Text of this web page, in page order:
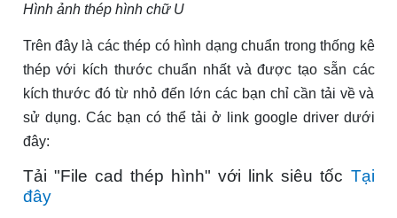
Hình ảnh thép hình chữ U
Trên đây là các thép có hình dạng chuẩn trong thống kê
thép với kích thước chuẩn nhất và được tạo sẵn các
kích thước đó từ nhỏ đến lớn các bạn chỉ cần tải về và
sử dụng. Các bạn có thể tải ở link google driver dưới
đây:
Tải "File cad thép hình" với link siêu tốc Tại
đây